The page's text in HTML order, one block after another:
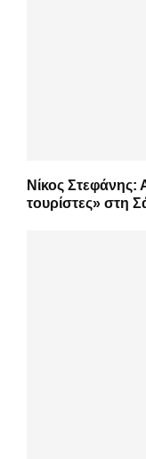
Νίκος Στεφάνης:
τουρίστες» στη